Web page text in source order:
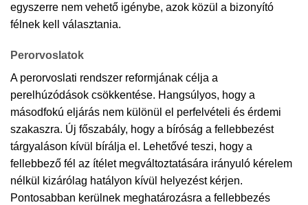
egyszerre nem vehető igénybe, azok közül a bizonyító
félnek kell választania.
Perorvoslatok
A perorvoslati rendszer reformjának célja a
perelhúzódások csökkentése. Hangsúlyos, hogy a
másodfokú eljárás nem különül el perfelvételi és érdemi
szakaszra. Új főszabály, hogy a bíróság a fellebbezést
tárgyaláson kívül bírálja el. Lehetővé teszi, hogy a
fellebbező fél az ítélet megváltoztatására irányuló kérelem
nélkül kizárólag hatályon kívül helyezést kérjen.
Pontosabban kerülnek meghatározásra a fellebbezés